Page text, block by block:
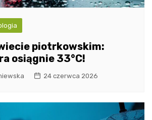
piotrkowskim:
osiągnie 33°C!
24 czerwca 2026